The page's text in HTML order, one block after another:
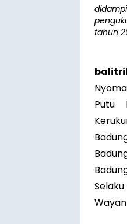
tahun
Putu